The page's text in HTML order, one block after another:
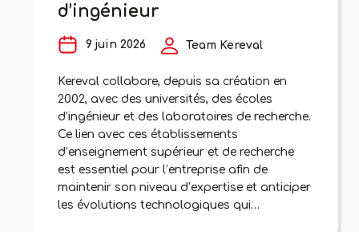
d’ingénieur
9 juin 2026 Team Kereval
Kereval collabore, depuis sa création en
2002, avec des universités, des écoles
d’ingénieur et des laboratoires de recherche.
Ce lien avec ces établissements
d’enseignement supérieur et de recherche
est essentiel pour l’entreprise afin de
maintenir son niveau d’expertise et anticiper
les évolutions technologiques qui